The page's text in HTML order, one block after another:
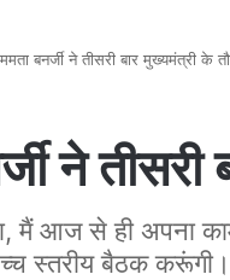
ममता बनर्जी ने तीसरी बार मुख्यमंत्री के
ने
मैं आज से ही अपना
स्तरीय बैठक करूंगी।